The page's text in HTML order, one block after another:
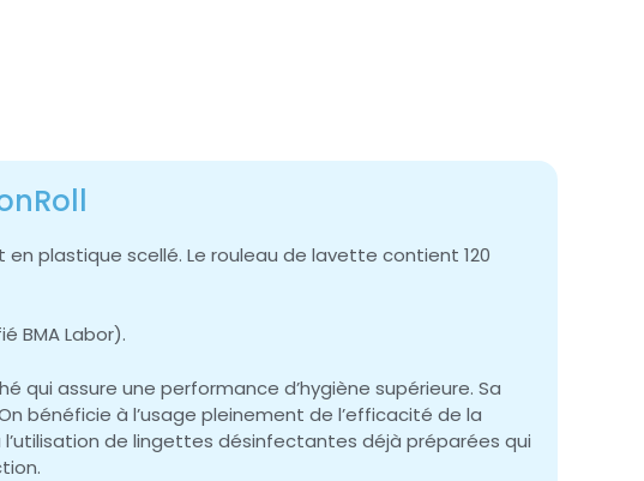
plastique scellé. Le rouleau de lavette contient 120
BMA Labor).
qui assure une performance d’hygiène supérieure. Sa
bénéficie à l’usage pleinement de l’efficacité de la
de lingettes désinfectantes déjà préparées qui